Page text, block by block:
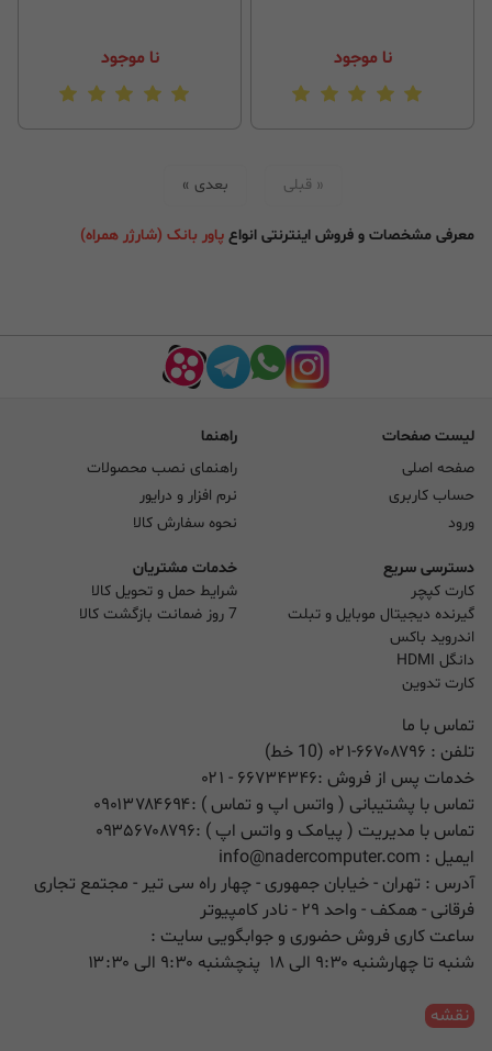
نا موجود نا موجود
« قبلی بعدی »
معرفی مشخصات و فروش اینترنتی انواع پاور بانک (شارژر همراه)
لیست صفحات
صفحه اصلی
حساب کاربری
ورود
راهنما
راهنمای نصب محصولات
نرم افزار و درایور
نحوه سفارش کالا
دسترسی سریع
کارت کپچر
گیرنده دیجیتال موبایل و تبلت
اندروید باکس
دانگل HDMI
کارت تدوین
خدمات مشتریان
شرایط حمل و تحویل کالا
7 روز ضمانت بازگشت کالا
تماس با ما
تلفن : ۰۲۱-۶۶۷۰۸۷۹۶ (10 خط)
خدمات پس از فروش :۶۶۷۳۴۳۴۶ - ۰۲۱
تماس با پشتیبانی ( واتس اپ و تماس ) :۰۹۰۱۳۷۸۴۶۹۴
تماس با مدیریت ( پیامک و واتس اپ ) :۰۹۳۵۶۷۰۸۷۹۶
ایمیل : info@nadercomputer.com
آدرس : تهران - خیابان جمهوری - چهار راه سی تیر - مجتمع تجاری
فرقانی - همکف - واحد ۲۹ - نادر کامپیوتر
ساعت کاری فروش حضوری و جوابگویی سایت :
شنبه تا چهارشنبه ۹:۳۰ الی ۱۸ پنچشنبه ۹:۳۰ الی ۱۳:۳۰
نقشه